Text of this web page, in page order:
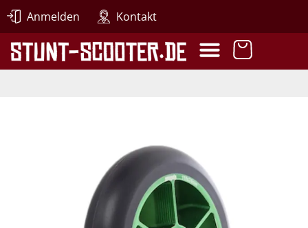
Anmelden Kontakt